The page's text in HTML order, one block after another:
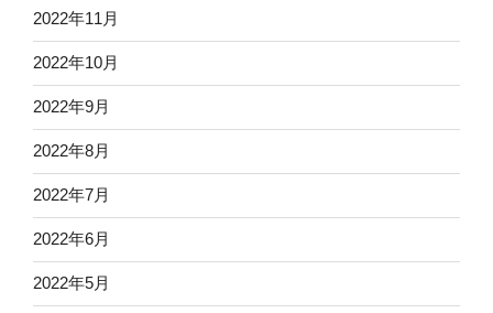
2022年11月
2022年10月
2022年9月
2022年8月
2022年7月
2022年6月
2022年5月